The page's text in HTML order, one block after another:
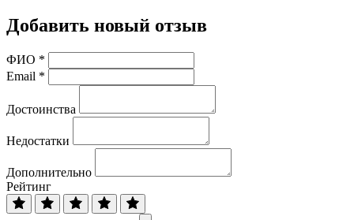
Добавить новый отзыв
ФИО *
Email *
Достоинства
Недостатки
Дополнительно
Рейтинг